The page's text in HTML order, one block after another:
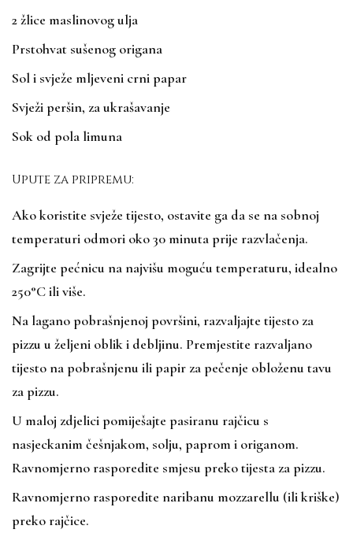
2 žlice maslinovog ulja
Prstohvat sušenog origana
Sol i svježe mljeveni crni papar
Svježi peršin, za ukrašavanje
Sok od pola limuna
Upute za pripremu:
Ako koristite svježe tijesto, ostavite ga da se na sobnoj
temperaturi odmori oko 30 minuta prije razvlačenja.
Zagrijte pećnicu na najvišu moguću temperaturu, idealno
250°C ili više.
Na lagano pobrašnjenoj površini, razvaljajte tijesto za
pizzu u željeni oblik i debljinu. Premjestite razvaljano
tijesto na pobrašnjenu ili papir za pečenje obloženu tavu
za pizzu.
U maloj zdjelici pomiješajte pasiranu rajčicu s
nasjeckanim češnjakom, solju, paprom i origanom.
Ravnomjerno rasporedite smjesu preko tijesta za pizzu.
Ravnomjerno rasporedite naribanu mozzarellu (ili kriške)
preko rajčice.